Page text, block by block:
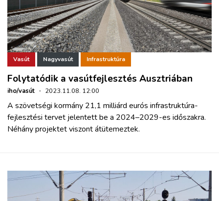
Vasút Nagyvasút Infrastruktúra
Folytatódik a vasútfejlesztés Ausztriában
iho/vasút · 2023.11.08. 12:00
A szövetségi kormány 21,1 milliárd eurós infrastruktúra-
fejlesztési tervet jelentett be a 2024–2029-es időszakra.
Néhány projektet viszont átütemeztek.